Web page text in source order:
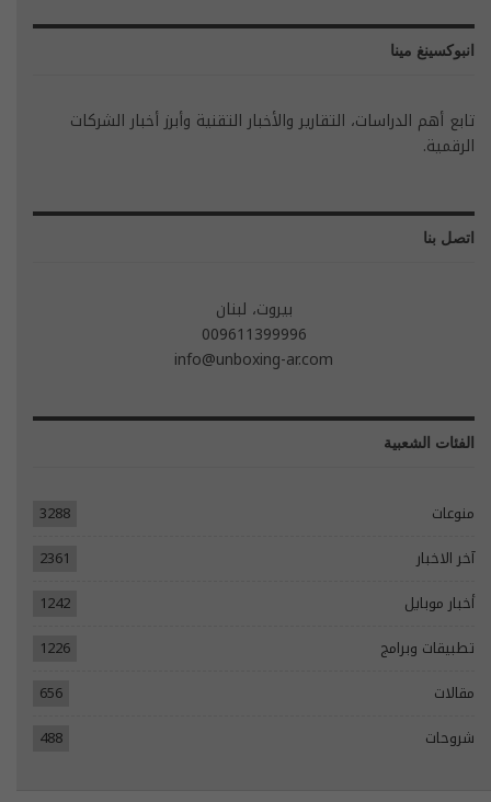
انبوكسينغ مينا
تابع أهم الدراسات، التقارير والأخبار التقنية وأبرز أخبار الشركات
الرقمية.
اتصل بنا
بيروت، لبنان
009611399996
info@unboxing-ar.com
الفئات الشعبية
منوعات
3288
آخر الاخبار
2361
أخبار موبايل
1242
تطبيقات وبرامج
1226
مقالات
656
شروحات
488